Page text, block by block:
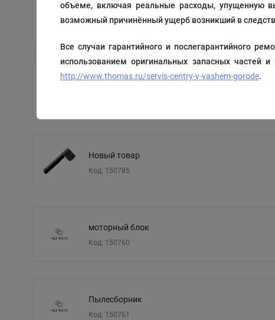
объеме, включая реальные расходы, упущенную
возможный причинённый ущерб возникший в
Все случаи гарантийного и послегарантийного
использованием оригинальных запасных частей
http://www.thomas.ru/servis-centry-v-vashem-gorode.
Фильтр
Код: 150782
Валик
Новый товар
Код: 150785
моторный блок
Код: 150760
Пылесборник
Код: 150761